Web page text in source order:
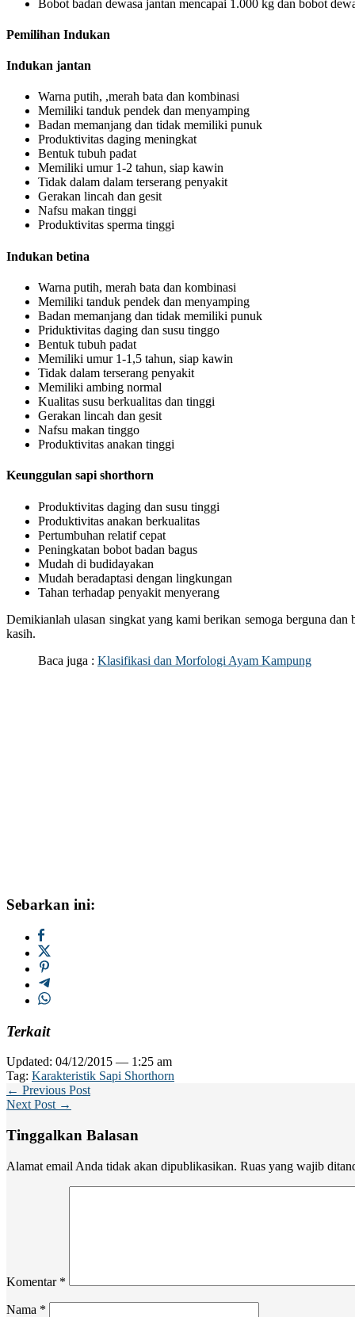
Bobot badan dewasa jantan mencapai 1.000 kg dan bobot
Pemilihan Indukan
Indukan jantan
Warna putih, ,merah bata dan kombinasi
Memiliki tanduk pendek dan menyamping
Badan memanjang dan tidak memiliki punuk
Produktivitas daging meningkat
Bentuk tubuh padat
Memiliki umur 1-2 tahun, siap kawin
Tidak dalam dalam terserang penyakit
Gerakan lincah dan gesit
Nafsu makan tinggi
Produktivitas sperma tinggi
Indukan betina
Warna putih, merah bata dan kombinasi
Memiliki tanduk pendek dan menyamping
Badan memanjang dan tidak memiliki punuk
Priduktivitas daging dan susu tinggo
Bentuk tubuh padat
Memiliki umur 1-1,5 tahun, siap kawin
Tidak dalam terserang penyakit
Memiliki ambing normal
Kualitas susu berkualitas dan tinggi
Gerakan lincah dan gesit
Nafsu makan tinggo
Produktivitas anakan tinggi
Keunggulan sapi shorthorn
Produktivitas daging dan susu tinggi
Produktivitas anakan berkualitas
Pertumbuhan relatif cepat
Peningkatan bobot badan bagus
Mudah di budidayakan
Mudah beradaptasi dengan lingkungan
Tahan terhadap penyakit menyerang
Demikianlah ulasan singkat yang kami berikan semoga berguna dan
kasih.
Baca juga : Klasifikasi dan Morfologi Ayam Kampung
Sebarkan ini:
Terkait
Updated: 04/12/2015 — 1:25 am
Tag: Karakteristik Sapi Shorthorn
← Previous Post
Next Post →
Tinggalkan Balasan
Alamat email Anda tidak akan dipublikasikan. Ruas yang wajib
Komentar *
Nama *